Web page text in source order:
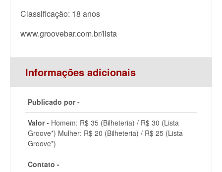
Classificação: 18 anos
www.groovebar.com.br/lista
Informações adicionais
Publicado por -
Valor - Homem: R$ 35 (Bilheteria) / R$ 30 (Lista
Groove*) Mulher: R$ 20 (Bilheteria) / R$ 25 (Lista
Groove*)
Contato -